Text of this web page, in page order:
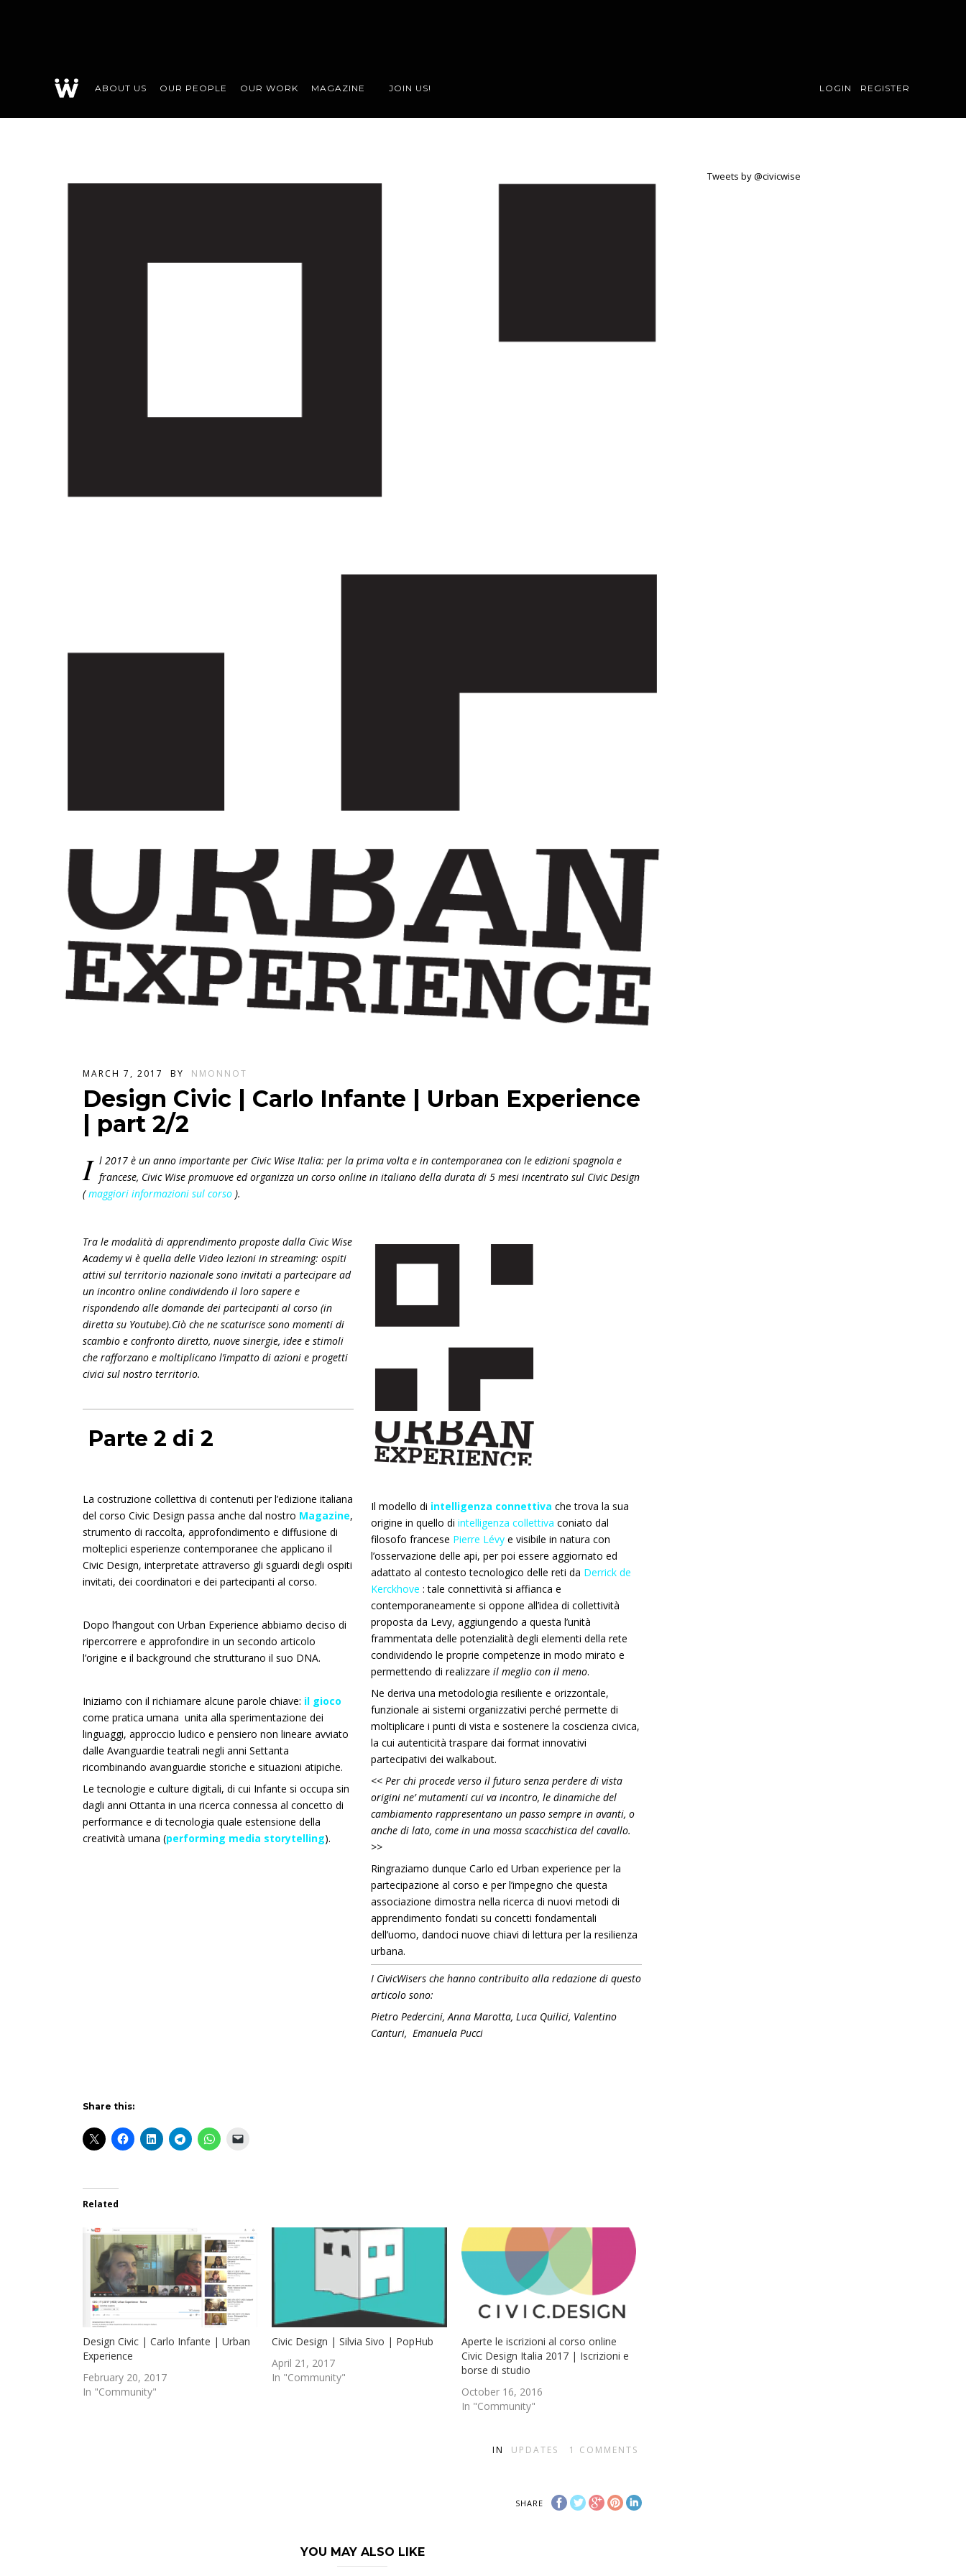
ABOUT US OUR PEOPLE OUR WORK MAGAZINE JOIN US! LOGIN REGISTER
MARCH 7, 2017 BY NMONNOT
Design Civic | Carlo Infante | Urban Experience
| part 2/2
I l 2017 è un anno importante per Civic Wise Italia: per la prima volta e in contemporanea con le edizioni spagnola e
francese, Civic Wise promuove ed organizza un corso online in italiano della durata di 5 mesi incentrato sul Civic Design
(maggiori informazioni sul corso ).
Tra le modalità di apprendimento proposte dalla Civic Wise
Academy vi è quella delle Video lezioni in streaming: ospiti
attivi sul territorio nazionale sono invitati a partecipare ad
un incontro online condividendo il loro sapere e
rispondendo alle domande dei partecipanti al corso (in
diretta su Youtube).Ciò che ne scaturisce sono momenti di
scambio e confronto diretto, nuove sinergie, idee e stimoli
che rafforzano e moltiplicano l’impatto di azioni e progetti
civici sul nostro territorio.
Parte 2 di 2
La costruzione collettiva di contenuti per l’edizione italiana
del corso Civic Design passa anche dal nostro Magazine,
strumento di raccolta, approfondimento e diffusione di
molteplici esperienze contemporanee che applicano il
Civic Design, interpretate attraverso gli sguardi degli ospiti
invitati, dei coordinatori e dei partecipanti al corso.
Dopo l’hangout con Urban Experience abbiamo deciso di
ripercorrere e approfondire in un secondo articolo
l’origine e il background che strutturano il suo DNA.
Iniziamo con il richiamare alcune parole chiave: il gioco
come pratica umana unita alla sperimentazione dei
linguaggi, approccio ludico e pensiero non lineare avviato
dalle Avanguardie teatrali negli anni Settanta
ricombinando avanguardie storiche e situazioni atipiche.
Le tecnologie e culture digitali, di cui Infante si occupa sin
dagli anni Ottanta in una ricerca connessa al concetto di
performance e di tecnologia quale estensione della
creatività umana (performing media storytelling).
Il modello di intelligenza connettiva che trova la sua
origine in quello diintelligenza collettiva coniato dal
filosofo francese Pierre Lévy e visibile in natura con
l’osservazione delle api, per poi essereaggiornato ed
adattato al contesto tecnologico delle reti da Derrick de
Kerckhove : tale connettività si affianca e
contemporaneamente si oppone all’idea di collettività
proposta da Levy, aggiungendo a questa l’unità
frammentata delle potenzialità degli elementi della rete
condividendo le proprie competenze in modo mirato e
permettendo di realizzare il meglio con il meno.
Ne deriva una metodologia resiliente e orizzontale,
funzionale ai sistemi organizzativi perché permette di
moltiplicare i punti di vista e sostenere la coscienza civica,
la cui autenticità traspare dai format innovativi
partecipativi dei walkabout.
<< Per chi procede verso il futuro senza perdere di vista
origini ne’ mutamenti cui va incontro, le dinamiche del
cambiamento rappresentano un passo sempre in avanti, o
anche di lato, come in una mossa scacchistica del cavallo.
>>
Ringraziamo dunque Carlo ed Urban experience per la
partecipazione al corso e per l’impegno che questa
associazione dimostra nella ricerca di nuovi metodi di
apprendimento fondati su concetti fondamentali
dell’uomo, dandoci nuove chiavi di lettura per la resilienza
urbana.
I CivicWisers che hanno contribuito alla redazione di questo
articolo sono:
Pietro Pedercini, Anna Marotta, Luca Quilici, Valentino
Canturi, Emanuela Pucci
Share this:
Related
Design Civic | Carlo Infante | Urban
Experience
February 20, 2017
In "Community"
Civic Design | Silvia Sivo | PopHub
April 21, 2017
In "Community"
Aperte le iscrizioni al corso online
Civic Design Italia 2017 | Iscrizioni e
borse di studio
October 16, 2016
In "Community"
IN UPDATES 1 COMMENTS
SHARE
YOU MAY ALSO LIKE
Tweets by @civicwise